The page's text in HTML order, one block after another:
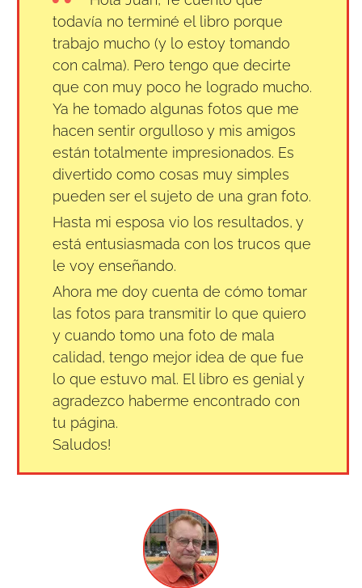
todavía no terminé el libro porque
trabajo mucho (y lo estoy tomando
con calma). Pero tengo que decirte
que con muy poco he logrado mucho.
Ya he tomado algunas fotos que me
hacen sentir orgulloso y mis amigos
están totalmente impresionados. Es
divertido como cosas muy simples
pueden ser el sujeto de una gran foto.
Hasta mi esposa vio los resultados, y
está entusiasmada con los trucos que
le voy enseñando.
Ahora me doy cuenta de cómo tomar
las fotos para transmitir lo que quiero
y cuando tomo una foto de mala
calidad, tengo mejor idea de que fue
lo que estuvo mal. El libro es genial y
agradezco haberme encontrado con
tu página.
Saludos!